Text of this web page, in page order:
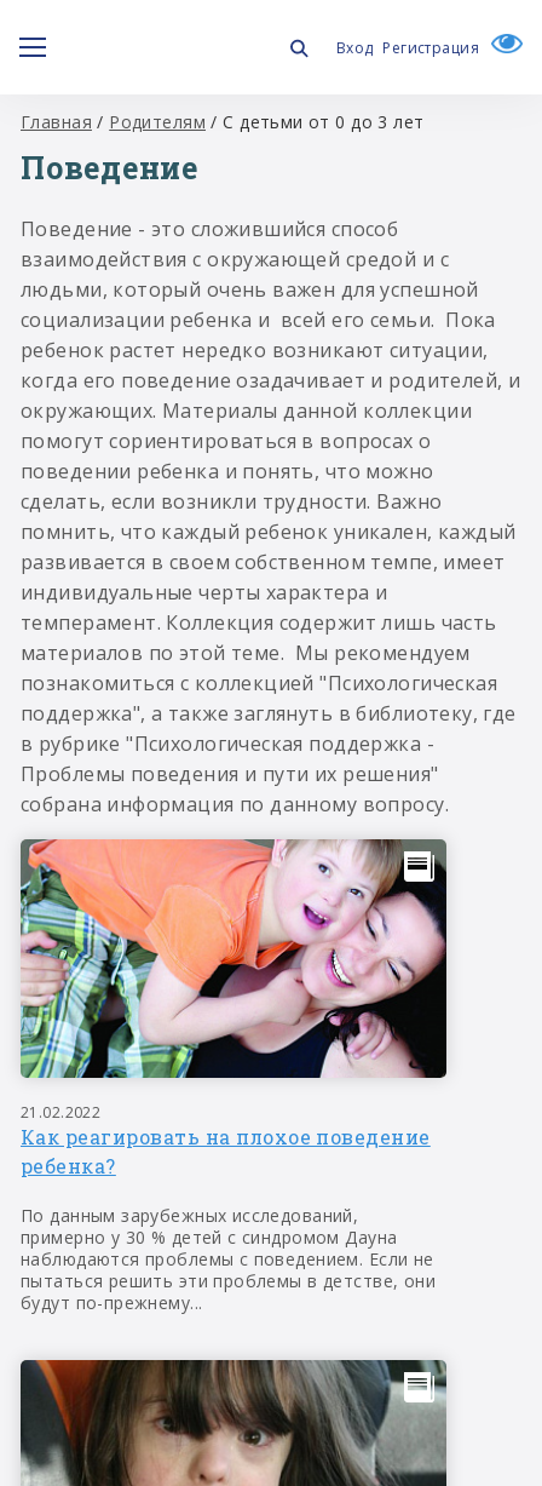
Вход Регистрация
Главная / Родителям / С детьми от 0 до 3 лет
Поведение
Поведение - это сложившийся способ
взаимодействия с окружающей средой и с
людьми, который очень важен для успешной
социализации ребенка и всей его семьи. Пока
ребенок растет нередко возникают ситуации,
когда его поведение озадачивает и родителей, и
окружающих. Материалы данной коллекции
помогут сориентироваться в вопросах о
поведении ребенка и понять, что можно
сделать, если возникли трудности. Важно
помнить, что каждый ребенок уникален, каждый
развивается в своем собственном темпе, имеет
индивидуальные черты характера и
темперамент. Коллекция содержит лишь часть
материалов по этой теме. Мы рекомендуем
познакомиться с коллекцией "Психологическая
поддержка", а также заглянуть в библиотеку, где
в рубрике "Психологическая поддержка -
Проблемы поведения и пути их решения"
собрана информация по данному вопросу.
21.02.2022
Как реагировать на плохое поведение
ребенка?
По данным зарубежных исследований,
примерно у 30 % детей с синдромом Дауна
наблюдаются проблемы с поведением. Если не
пытаться решить эти проблемы в детстве, они
будут по-прежнему...